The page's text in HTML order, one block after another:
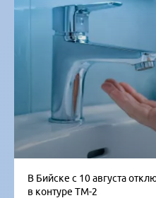
В Бийске с 10 августа
в контуре ТМ-2